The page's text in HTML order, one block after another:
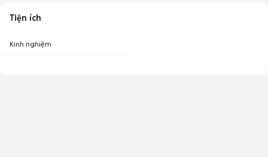
Tiện ích
Kinh nghiệm